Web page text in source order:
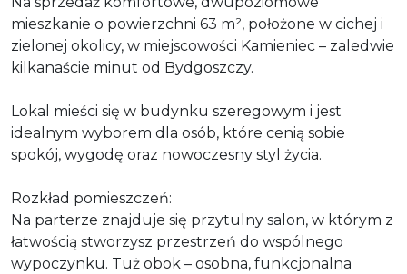
mieszkanie o powierzchni 63 m², położone w cichej i
zielonej okolicy, w miejscowości Kamieniec – zaledwie
kilkanaście minut od Bydgoszczy.
Lokal mieści się w budynku szeregowym i jest
idealnym wyborem dla osób, które cenią sobie
spokój, wygodę oraz nowoczesny styl życia.
Rozkład pomieszczeń:
Na parterze znajduje się przytulny salon, w którym z
łatwością stworzysz przestrzeń do wspólnego
wypoczynku. Tuż obok – osobna, funkcjonalna